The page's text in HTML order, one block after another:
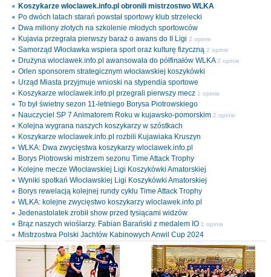
Koszykarze wloclawek.info.pl obronili mistrzostwo WLKA
Po dwóch latach starań powstał sportowy klub strzelecki
Dwa miliony złotych na szkolenie młodych sportowców
Kujavia przegrała pierwszy baraż o awans do II Ligi 2 opinie
Samorząd Włocławka wspiera sport oraz kulturę fizyczną 2 opinie
Drużyna wloclawek.info.pl awansowała do półfinałów WLKA 2 opinie
Orlen sponsorem strategicznym włocławskiej koszykówki
Urząd Miasta przyjmuje wnioski na stypendia sportowe
Koszykarze wloclawek.info.pl przegrali pierwszy mecz 1 opinia
To był świetny sezon 11-letniego Borysa Piotrowskiego
Nauczyciel SP 7 Animatorem Roku w kujawsko-pomorskim 2 opinie
Kolejna wygrana naszych koszykarzy w szóstkach
Koszykarze wloclawek.info.pl rozbili Kujawiaka Kruszyn
WLKA: Dwa zwycięstwa koszykarzy wloclawek.info.pl
Borys Piotrowski mistrzem sezonu Time Attack Trophy
Kolejne mecze Włocławskiej Ligi Koszykówki Amatorskiej
Wyniki spotkań Włocławskiej Ligi Koszykówki Amatorskiej
Borys rewelacją kolejnej rundy cyklu Time Attack Trophy
WLKA: kolejne zwycięstwo koszykarzy wloclawek.info.pl
Jedenastolatek zrobił show przed tysiącami widzów
Brąz naszych wioślarzy. Fabian Barański z medalem IO 1 opinia
Mistrzostwa Polski Jachtów Kabinowych Anwil Cup 2024